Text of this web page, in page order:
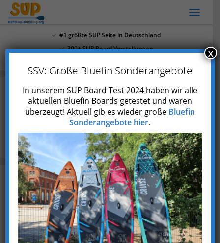
Skip
content
#1 größte SUP Seite in Deutschland
300+ SUP Board Vorstellungen
SUP Niedersachsen: Die 17 besten
SUP Touren + SUP Stationen
Blog
SUP Niedersachsen: Die 17 besten SUP Touren + SUP
Stationen
Zuletzt aktualisiert am 28. Juni 2023
Möchtest du Niedersachsen auf eine ganz
besondere Art und Weise entdecken?
SSV: Große Bluefin Sonderangebote
In unserem SUP Board Test 2024 haben wir alle
aktuellen Bluefin Boards getestet und waren
überzeugt! Aktuell gib es wieder große Bluefin
Sonderangebote hier.
x